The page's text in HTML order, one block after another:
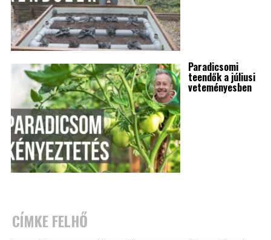
Paradicsomi
teendők a júliusi
veteményesben
CÍMKE FELHŐ